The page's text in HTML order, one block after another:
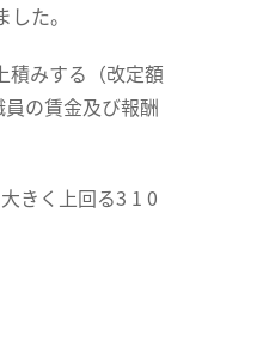
た。
積みする（改定額
の賃金及び報酬
きく上回る3 1 0